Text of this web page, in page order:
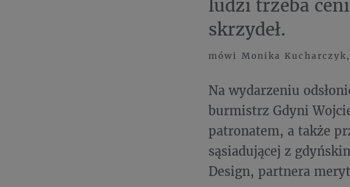
ludzi trzeba
skrzydeł.
mówi Monika
Na wydarzeniu
burmistrz Gdyni
patronatem, a także
sąsiadującej z
Design, partnera